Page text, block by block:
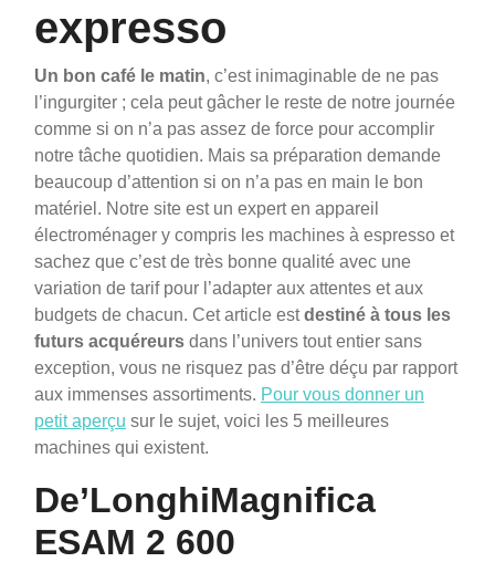
expresso
Un bon café le matin, c’est inimaginable de ne pas
l’ingurgiter ; cela peut gâcher le reste de notre journée
comme si on n’a pas assez de force pour accomplir
notre tâche quotidien. Mais sa préparation demande
beaucoup d’attention si on n’a pas en main le bon
matériel. Notre site est un expert en appareil
électroménager y compris les machines à espresso et
sachez que c’est de très bonne qualité avec une
variation de tarif pour l’adapter aux attentes et aux
budgets de chacun. Cet article estdestiné à tous les
futurs acquéreurs dans l’univers tout entier sans
exception, vous ne risquez pas d’être déçu par rapport
aux immenses assortiments. Pour vous donner un
petit aperçu sur le sujet, voici les 5 meilleures
machines qui existent.
De’LonghiMagnifica
ESAM 2 600